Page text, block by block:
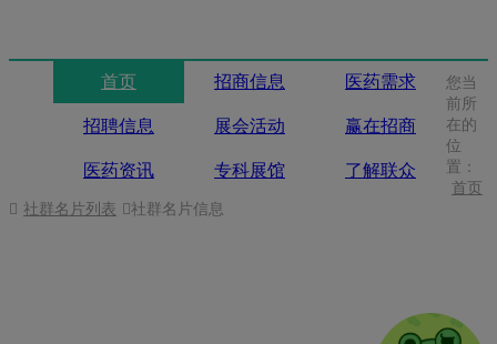
首页 招商信息
医药需求
招聘信息
展会活动
赢在招商
医药资讯
专科展馆 了解联众
您当
前所
在的
位
置：
首页
社群名片列表
社群名片信息